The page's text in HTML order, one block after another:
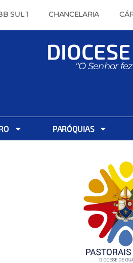
SUL 1 CHANCELARIA
"O Senhor
PARÓQUIAS